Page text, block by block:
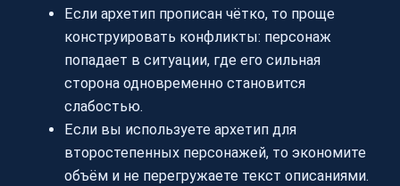
Если архетип прописан чётко, то проще
конструировать конфликты: персонаж
попадает в ситуации, где его сильная
сторона одновременно становится
слабостью.
Если вы используете архетип для
второстепенных персонажей, то экономите
объём и не перегружаете текст описаниями.